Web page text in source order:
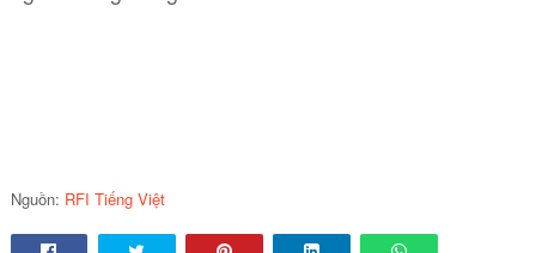
Nguồn: RFI Tiếng Việt